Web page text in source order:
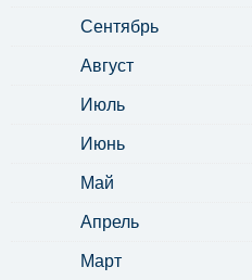
Сентябрь
Август
Июль
Июнь
Май
Апрель
Март